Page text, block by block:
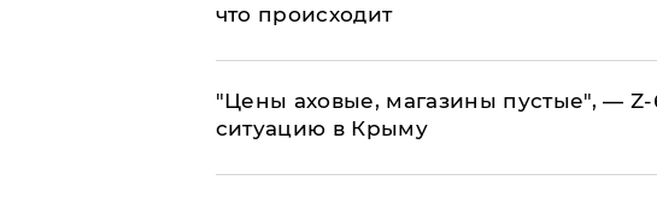
что происходит
​"Цены аховые, магазины пустые", —
ситуацию в Крыму